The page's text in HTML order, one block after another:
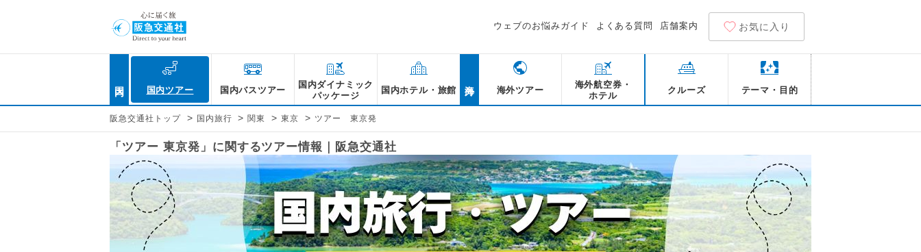
ウェブのお悩みガイド よくある質問 店舗案内 お気に入り
国内ツアー 国内バスツアー
国内ダイナミック
パッケージ
国内ホテル・旅館 海外ツアー
海外航空券・
ホテル
クルーズ テーマ・目的
阪急交通社トップ > 国内旅行 > 関東 > 東京 > ツアー 東京発
「ツアー 東京発」に関するツアー情報｜阪急交通社